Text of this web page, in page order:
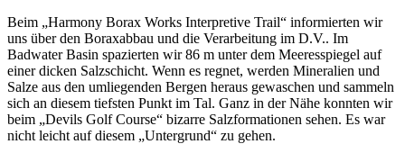
Beim „Harmony Borax Works Interpretive Trail“ informierten wir
uns über den Boraxabbau und die Verarbeitung im D.V.. Im
Badwater Basin spazierten wir 86 m unter dem Meeresspiegel auf
einer dicken Salzschicht. Wenn es regnet, werden Mineralien und
Salze aus den umliegenden Bergen heraus gewaschen und sammeln
sich an diesem tiefsten Punkt im Tal. Ganz in der Nähe konnten wir
beim „Devils Golf Course“ bizarre Salzformationen sehen. Es war
nicht leicht auf diesem „Untergrund“ zu gehen.